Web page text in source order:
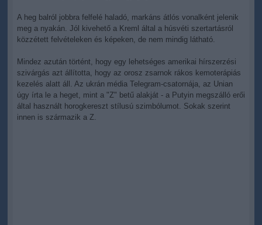
A heg balról jobbra felfelé haladó, markáns átlós vonalként jelenik
meg a nyakán. Jól kivehető a Kreml által a húsvéti szertartásról
közzétett felvételeken és képeken, de nem mindig látható.
Mindez azután történt, hogy egy lehetséges amerikai hírszerzési
szivárgás azt állította, hogy az orosz zsarnok rákos kemoterápiás
kezelés alatt áll. Az ukrán média Telegram-csatornája, az Unian
úgy írta le a heget, mint a "Z" betű alakját - a Putyin megszálló erői
által használt horogkereszt stílusú szimbólumot. Sokak szerint
innen is származik a Z.